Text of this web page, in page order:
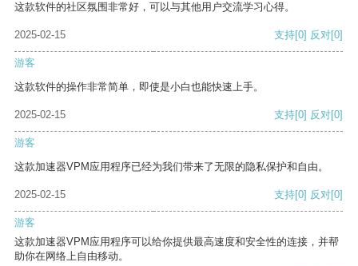
这款软件的社区氛围非常好，可以与其他用户交流学习心得。
2025-02-15 支持[0] 反对[0]
游客
这款软件的操作非常简单，即使是小白也能快速上手。
2025-02-15 支持[0] 反对[0]
游客
这款加速器VPM应用程序已经为我们带来了无限的隐私保护和自由。
2025-02-15 支持[0] 反对[0]
游客
这款加速器VPM应用程序可以给你提供最高速度和安全性的连接，并帮
助你在网络上自由移动。